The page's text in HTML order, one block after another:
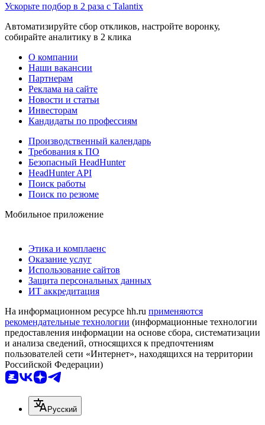
Ускорьте подбор в 2 раза с Talantix
Автоматизируйте сбор откликов, настройте воронку,
собирайте аналитику в 2 клика
О компании
Наши вакансии
Партнерам
Реклама на сайте
Новости и статьи
Инвесторам
Кандидаты по профессиям
Производственный календарь
Требования к ПО
Безопасный HeadHunter
HeadHunter API
Поиск работы
Поиск по резюме
Мобильное приложение
Этика и комплаенс
Оказание услуг
Использование сайтов
Защита персональных данных
ИТ аккредитация
На информационном ресурсе hh.ru применяются
рекомендательные технологии (информационные технологии
предоставления информации на основе сбора, систематизации
и анализа сведений, относящихся к предпочтениям
пользователей сети «Интернет», находящихся на территории
Российской Федерации)
Русский